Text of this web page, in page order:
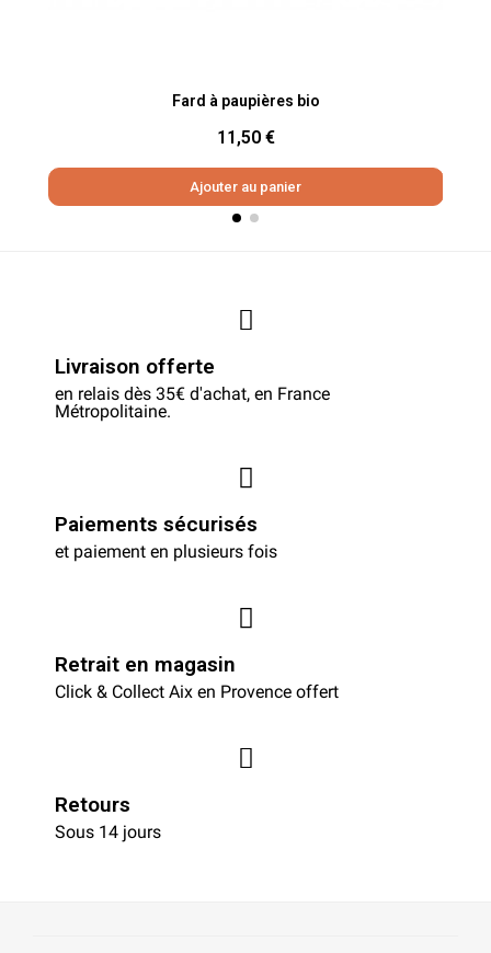
Aperçu rapide
Fard à paupières bio
11,50 €
Ajouter au panier
Livraison offerte
en relais dès 35€ d'achat, en France
Métropolitaine.
Paiements sécurisés
et paiement en plusieurs fois
Retrait en magasin
Click & Collect Aix en Provence offert
Retours
Sous 14 jours